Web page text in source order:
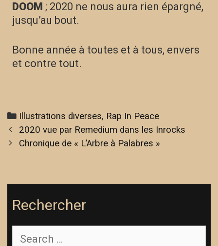
DOOM ; 2020 ne nous aura rien épargné,
jusqu’au bout.
Bonne année à toutes et à tous, envers
et contre tout.
Illustrations diverses, Rap In Peace
2020 vue par Remedium dans les Inrocks
Chronique de « L’Arbre à Palabres »
Rechercher